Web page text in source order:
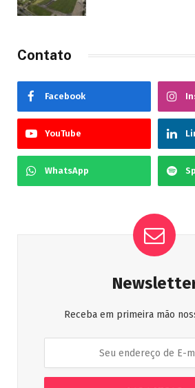
Contato
Facebook
YouTube
WhatsApp
Receba em primeira mão